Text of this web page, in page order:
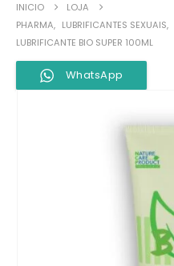
INICIO
LOJA
PHARMA, LUBRIFICANTES SEXUAIS,
LUBRIFICANTE BIO SUPER 100ML
WhatsApp